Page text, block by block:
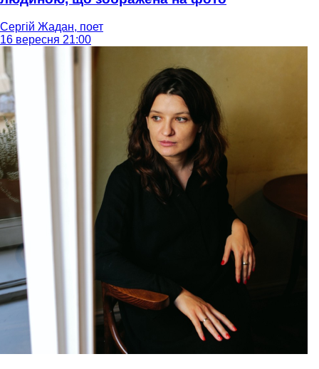
Сергій Жадан, поет
16 вересня 21:00